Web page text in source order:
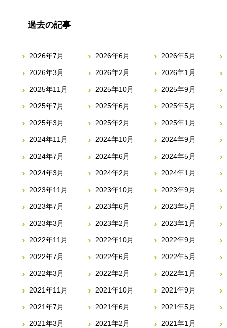
過去の記事
2026年7月 2026年6月 2026年5月
2026年3月 2026年2月 2026年1月
2025年11月 2025年10月 2025年9月
2025年7月 2025年6月 2025年5月
2025年3月 2025年2月 2025年1月
2024年11月 2024年10月 2024年9月
2024年7月 2024年6月 2024年5月
2024年3月 2024年2月 2024年1月
2023年11月 2023年10月 2023年9月
2023年7月 2023年6月 2023年5月
2023年3月 2023年2月 2023年1月
2022年11月 2022年10月 2022年9月
2022年7月 2022年6月 2022年5月
2022年3月 2022年2月 2022年1月
2021年11月 2021年10月 2021年9月
2021年7月 2021年6月 2021年5月
2021年3月 2021年2月 2021年1月